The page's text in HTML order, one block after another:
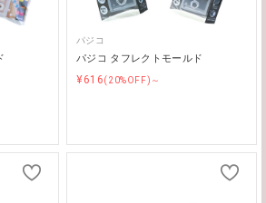
パジコ
パジコ タフレクトモールド
¥616(20%OFF)～